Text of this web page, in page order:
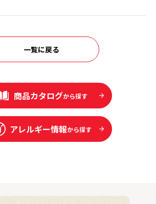
一覧に戻る
商品カタログから探す
アレルギー情報から探す